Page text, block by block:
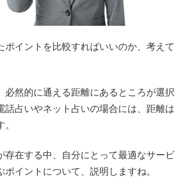
ポイントを比較すればいいのか、考えて
必然的に通える距離にあるところが選択
話占いやネット占いの場合には、距離は
存在する中、自分にとって最適なサービ
ポイントについて、説明しますね。